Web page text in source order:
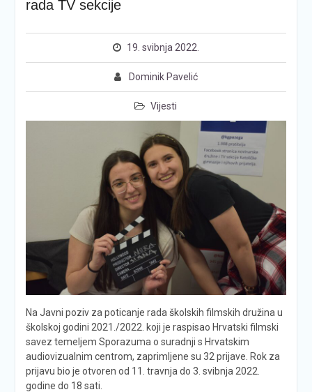
rada TV sekcije
19. svibnja 2022.
Dominik Pavelić
Vijesti
Na Javni poziv za poticanje rada školskih filmskih družina u
školskoj godini 2021./2022. koji je raspisao Hrvatski filmski
savez temeljem Sporazuma o suradnji s Hrvatskim
audiovizualnim centrom, zaprimljene su 32 prijave. Rok za
prijavu bio je otvoren od 11. travnja do 3. svibnja 2022.
godine do 18 sati.